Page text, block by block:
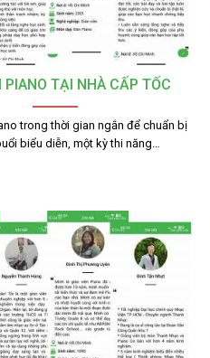
PIANO TẠI NHÀ CẤP TỐC
trong thời gian ngắn để chuẩn bị
biểu diễn, một kỳ thi năng…